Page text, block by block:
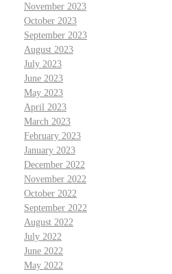
November 2023
October 2023
September 2023
August 2023
July 2023
June 2023
May 2023
April 2023
March 2023
February 2023
January 2023
December 2022
November 2022
October 2022
September 2022
August 2022
July 2022
June 2022
May 2022